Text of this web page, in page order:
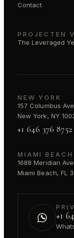
Contact
PROJECTEN
The Leveraged
NEW YORK
157 Columbus
New York, NY
+1 646 376 8752
MIAMI BEACH
1688 Meridian
Miami Beach, FL
+1